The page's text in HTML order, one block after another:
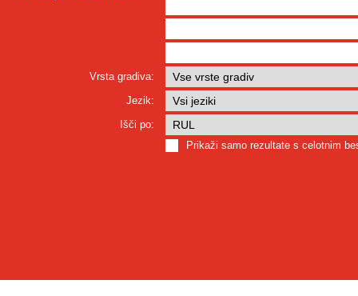
Vrsta gradiva:
Jezik:
Išči po:
Prikaži samo rezultate s celotnim